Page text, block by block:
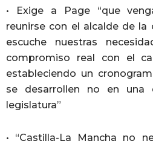
• Exige a Page “que
reunirse con el alcalde de la
escuche nuestras
compromiso real con el
estableciendo un
se desarrollen no en una
legislatura”
• “Castilla-La Mancha no